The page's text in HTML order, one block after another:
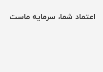
اعتماد شما، سرمایه ماست